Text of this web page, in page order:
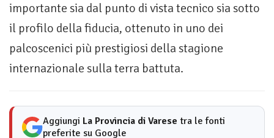
importante sia dal punto di vista tecnico sia sotto
il profilo della fiducia, ottenuto in uno dei
palcoscenici più prestigiosi della stagione
internazionale sulla terra battuta.
Aggiungi La Provincia di Varese tra le fonti
preferite su Google